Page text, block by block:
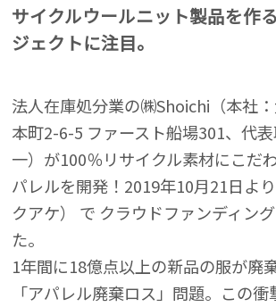
サイクルウールニット製品を作
ジェクトに注目。
法人在庫処分業の㈱Shoichi（本社
本町2-6-5 ファースト船場301、代
一）が100％リサイクル素材にこだ
パレルを開発！2019年10月21日よ
クアケ） で クラウドファンディン
た。
1年間に18億点以上の新品の服が廃
「アパレル廃棄ロス」問題。この